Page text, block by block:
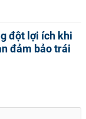
đột lợi ích khi
đảm bảo trái